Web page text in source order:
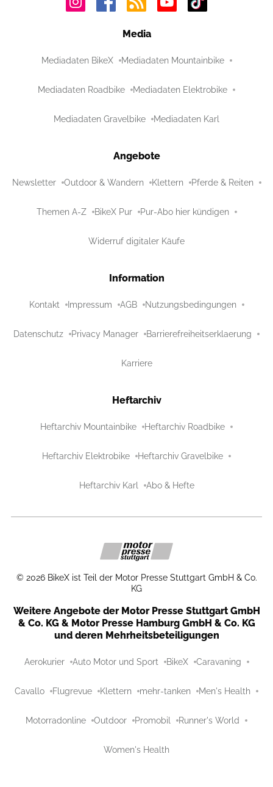
Media
Mediadaten BikeX Mediadaten Mountainbike
Mediadaten Roadbike Mediadaten Elektrobike
Mediadaten Gravelbike Mediadaten Karl
Angebote
Newsletter Outdoor & Wandern Klettern Pferde & Reiten
Themen A-Z BikeX Pur Pur-Abo hier kündigen
Widerruf digitaler Käufe
Information
Kontakt Impressum AGB Nutzungsbedingungen
Datenschutz Privacy Manager Barrierefreiheitserklaerung
Karriere
Heftarchiv
Heftarchiv Mountainbike Heftarchiv Roadbike
Heftarchiv Elektrobike Heftarchiv Gravelbike
Heftarchiv Karl Abo & Hefte
© 2026 BikeX ist Teil der Motor Presse Stuttgart GmbH & Co.
KG
Weitere Angebote der Motor Presse Stuttgart GmbH
& Co. KG & Motor Presse Hamburg GmbH & Co. KG
und deren Mehrheitsbeteiligungen
Aerokurier Auto Motor und Sport BikeX Caravaning
Cavallo Flugrevue Klettern mehr-tanken Men's Health
Motorradonline Outdoor Promobil Runner's World
Women's Health